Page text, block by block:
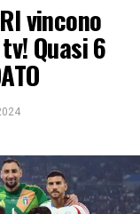
vincono
Quasi 6